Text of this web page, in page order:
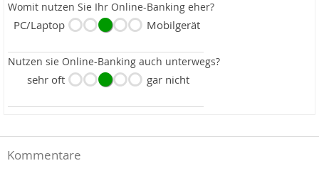
Womit nutzen Sie Ihr Online-Banking eher?
PC/Laptop Mobilgerät
Nutzen sie Online-Banking auch unterwegs?
sehr oft gar nicht
Kommentare